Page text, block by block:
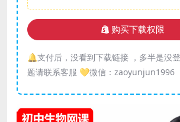
购买下载权限
🔔支付后，没看到下载链接 ，多半是没
题请联系客服 💛微信：zaoyunjun1996